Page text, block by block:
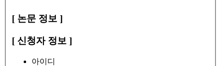
[ 논문 정보 ]
[ 신청자 정보 ]
아이디